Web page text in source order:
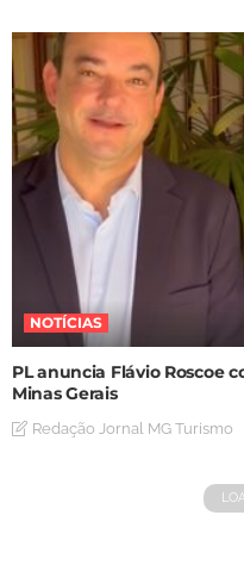
NOTÍCIAS
PL anuncia Flávio Roscoe
Minas Gerais
Redação Jornal MG Turismo